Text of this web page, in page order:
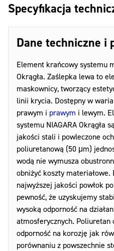
Specyfikacja
Dane techniczne i
Element krańcowy systemu
Okrągła. Zaślepka lewa to
maskownicy, tworzący
linii krycia. Dostępny w
prawym i prawym i lewym.
systemu NIAGARA Okrągła
jakości stali i powleczone
poliuretanową (50 μm)
wodą nie wymusza
obniżyć koszty
najwyższej jakości powłok
pewność, że uzyskujemy
wysoką odporność na
atmosferycznych. Poliuretan
odporność na korozję jak
porównaniu z powszechnie